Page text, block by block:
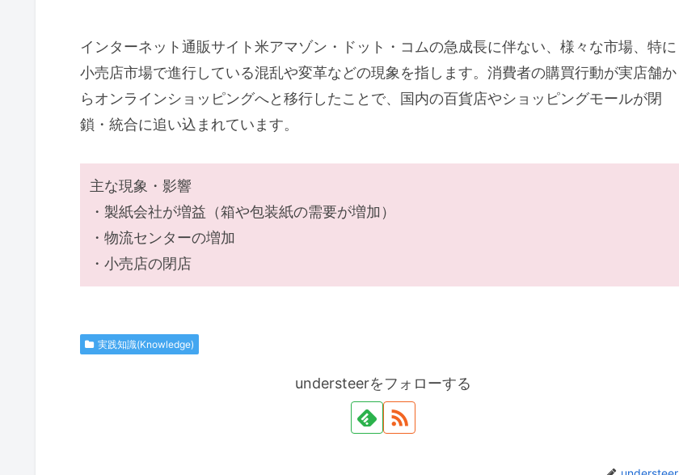
インターネット通販サイト米アマゾン・ドット・コムの急成長に伴ない、様々な市場、特に
小売店市場で進行している混乱や変革などの現象を指します。消費者の購買行動が実店舗か
らオンラインショッピングへと移行したことで、国内の百貨店やショッピングモールが閉
鎖・統合に追い込まれています。
主な現象・影響
・製紙会社が増益（箱や包装紙の需要が増加）
・物流センターの増加
・小売店の閉店
実践知識(Knowledge)
understeerをフォローする